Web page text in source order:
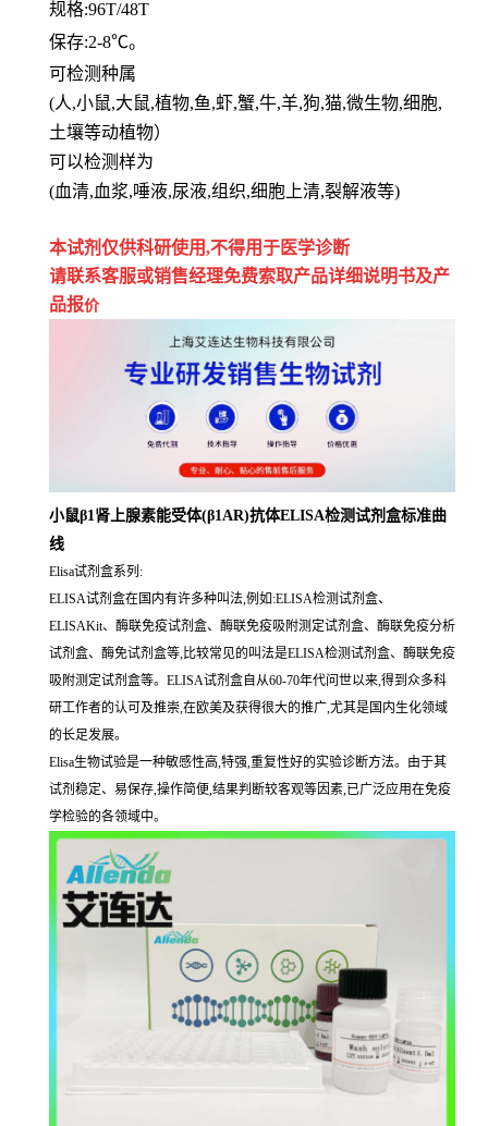
规格:96T/48T
保存:2-8℃。
可检测种属
(人,小鼠,大鼠,植物,鱼,虾,蟹,牛,羊,狗,猫,微生物,细胞,
土壤等动植物）
可以检测样为
(血清,血浆,唾液,尿液,组织,细胞上清,裂解液等)
本试剂仅供科研使用,不得用于医学诊断
请联系客服或销售经理免费索取产品详细说明书及产
品报价
小鼠β1肾上腺素能受体(β1AR)抗体ELISA检测试剂盒标准曲
线
Elisa试剂盒系列:
ELISA试剂盒在国内有许多种叫法,例如:ELISA检测试剂盒、
ELISAKit、酶联免疫试剂盒、酶联免疫吸附测定试剂盒、酶联免疫分析
试剂盒、酶免试剂盒等,比较常见的叫法是ELISA检测试剂盒、酶联免疫
吸附测定试剂盒等。ELISA试剂盒自从60-70年代问世以来,得到众多科
研工作者的认可及推崇,在欧美及获得很大的推广,尤其是国内生化领域
的长足发展。
Elisa生物试验是一种敏感性高,特强,重复性好的实验诊断方法。由于其
试剂稳定、易保存,操作简便,结果判断较客观等因素,已广泛应用在免疫
学检验的各领域中。